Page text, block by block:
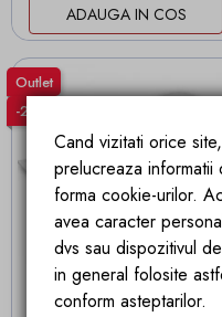
ADAUGA IN COS
Outlet
-25%
Livrare in 24 ore
Cand vizitati orice
prelucreaza
forma cookie-urilor.
avea caracter
dvs sau dispozitivul
in general folosite
conform asteptarilor.